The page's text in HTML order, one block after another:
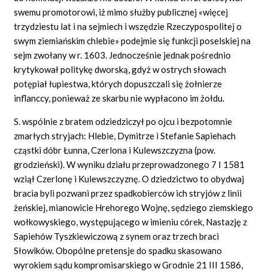
swemu promotorowi, iż mimo służby publicznej «więcej
trzydziestu lat i na sejmiech i wszędzie Rzeczypospolitej o
swym ziemiańskim chlebie» podejmie się funkcji poselskiej na
sejm zwołany w r. 1603. Jednocześnie jednak pośrednio
krytykował politykę dworską, gdyż w ostrych słowach
potępiał łupiestwa, których dopuszczali się żołnierze
inflanccy, ponieważ ze skarbu nie wypłacono im żołdu.
S. wspólnie z bratem odziedziczył po ojcu i bezpotomnie
zmarłych stryjach: Hlebie, Dymitrze i Stefanie Sapiehach
cząstki dóbr Łunna, Czerlona i Kulewszczyzna (pow.
grodzieński). W wyniku działu przeprowadzonego 7 I 1581
wziął Czerlonę i Kulewszczyznę. O dziedzictwo to obydwaj
bracia byli pozwani przez spadkobierców ich stryjów z linii
żeńskiej, mianowicie Hrehorego Wojnę, sędziego ziemskiego
wołkowyskiego, występującego w imieniu córek, Nastazję z
Sapiehów Tyszkiewiczową z synem oraz trzech braci
Słowików. Obopólne pretensje do spadku skasowano
wyrokiem sądu kompromisarskiego w Grodnie 21 III 1586,